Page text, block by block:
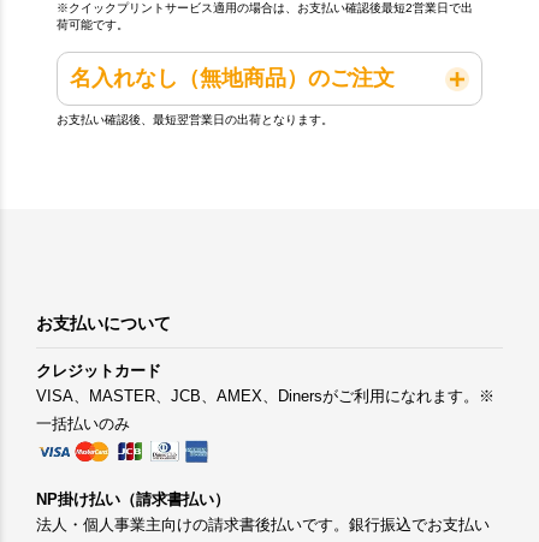
※クイックプリントサービス適用の場合は、お支払い確認後最短2営業日で出
荷可能です。
名入れなし（無地商品）のご注文
お支払い確認後、最短翌営業日の出荷となります。
お支払いについて
クレジットカード
VISA、MASTER、JCB、AMEX、Dinersがご利用になれます。※
一括払いのみ
NP掛け払い（請求書払い）
法人・個人事業主向けの請求書後払いです。銀行振込でお支払い